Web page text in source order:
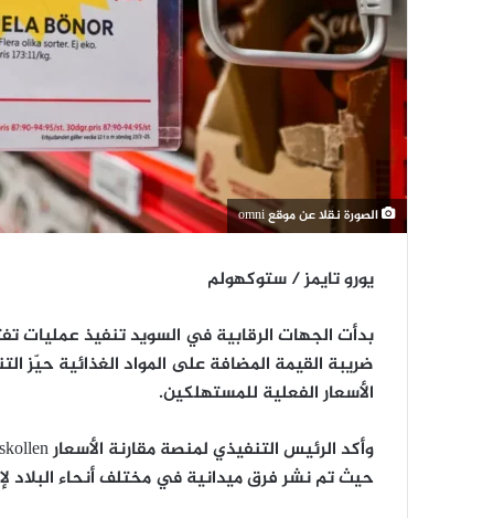
الصورة نقلا عن موقع omni
يورو تايمز / ستوكهولم
بدأت الجهات الرقابية في السويد تنفيذ عمليات
ضريبة القيمة المضافة على المواد الغذائية
الأسعار الفعلية للمستهلكين.
حيث تم نشر فرق ميدانية في مختلف أنحاء البلاد